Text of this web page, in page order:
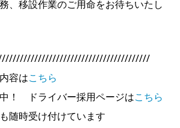
、移設作業のご用命をお待ちいたし
容はこちら
！ ドライバー採用ページはこちら
随時受け付けています